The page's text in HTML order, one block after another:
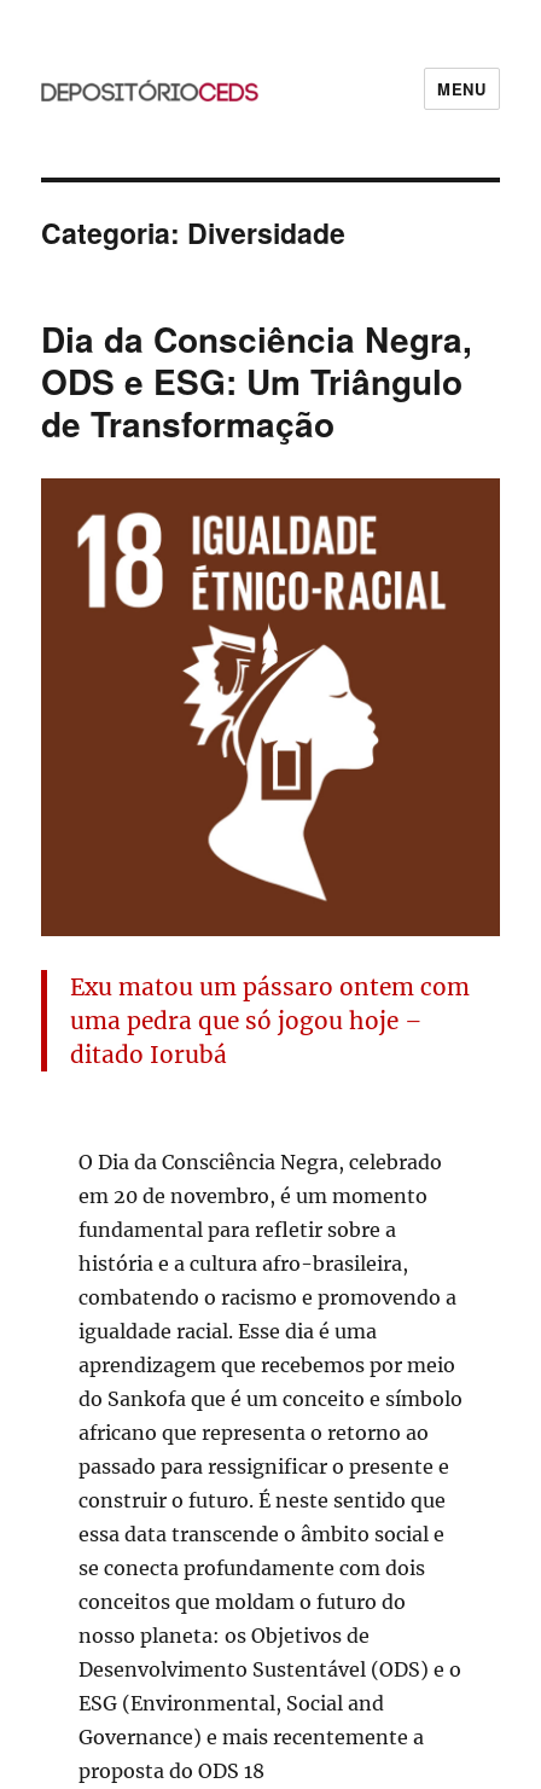
MENU
Categoria: Diversidade
Dia da Consciência Negra,
ODS e ESG: Um Triângulo
de Transformação
Exu matou um pássaro ontem com
uma pedra que só jogou hoje –
ditado Iorubá
O Dia da Consciência Negra, celebrado
em 20 de novembro, é um momento
fundamental para refletir sobre a
história e a cultura afro-brasileira,
combatendo o racismo e promovendo a
igualdade racial. Esse dia é uma
aprendizagem que recebemos por meio
do Sankofa que é um conceito e símbolo
africano que representa o retorno ao
passado para ressignificar o presente e
construir o futuro. É neste sentido que
essa data transcende o âmbito social e
se conecta profundamente com dois
conceitos que moldam o futuro do
nosso planeta: os Objetivos de
Desenvolvimento Sustentável (ODS) e o
ESG (Environmental, Social and
Governance) e mais recentemente a
proposta do ODS 18